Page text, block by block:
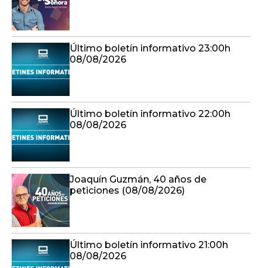
Último boletín informativo 23:00h
08/08/2026
Último boletín informativo 22:00h
08/08/2026
Joaquín Guzmán, 40 años de
peticiones (08/08/2026)
Último boletín informativo 21:00h
08/08/2026